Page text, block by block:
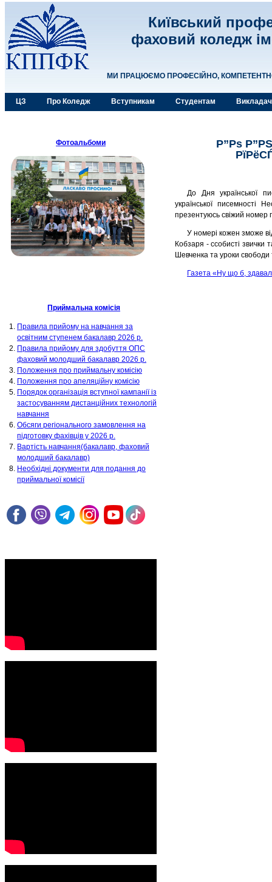
Київський
фаховий коледж
МИ ПРАЦЮЄМО ПРОФЕСІЙНО,
ЦЗ Про Коледж Вступникам Студентам
Фотоальбоми
Приймальна комісія
Правила прийому на навчання за
освітним ступенем бакалавр 2026 р.
Правила прийому для здобуття ОПС
фаховий молодший бакалавр 2026 р.
Положення про приймальну комісію
Положення про апеляційну комісію
Порядок організація вступної кампанії із
застосуванням дистанційних технологій
навчання
Обсяги регіонального замовлення на
підготовку фахівців у 2026 р.
Вартість навчання(бакалавр, фаховий
молодший бакалавр)
Необхідні документи для подання до
приймальної комісії
Р”Рѕ
До Дня української
української писемності
презентуюсь свіжий номер
У номері кожен зможе
Кобзаря - ссобисті
Шевченка та уроки свободи
Газета «Ну що б,